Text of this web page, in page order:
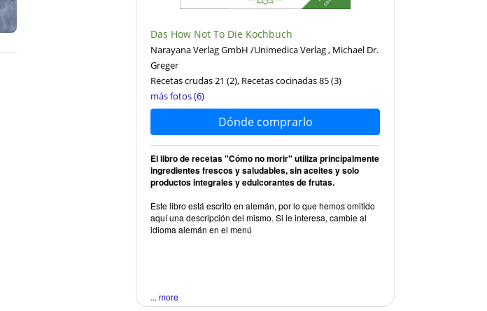
Das How Not To Die Kochbuch
Narayana Verlag GmbH /Unimedica Verlag , Michael Dr.
Greger
Recetas crudas 21 (2), Recetas cocinadas 85(3)
más fotos (6)
Dónde comprarlo
El libro de recetas "Cómo no morir" utiliza principalmente
ingredientes frescos y saludables, sin aceites y solo
productos integrales y edulcorantes de frutas.
Este libro está escrito en alemán, por lo que hemos omitido
aquí una descripción del mismo. Si le interesa, cambie al
idioma alemán en el menú
... more